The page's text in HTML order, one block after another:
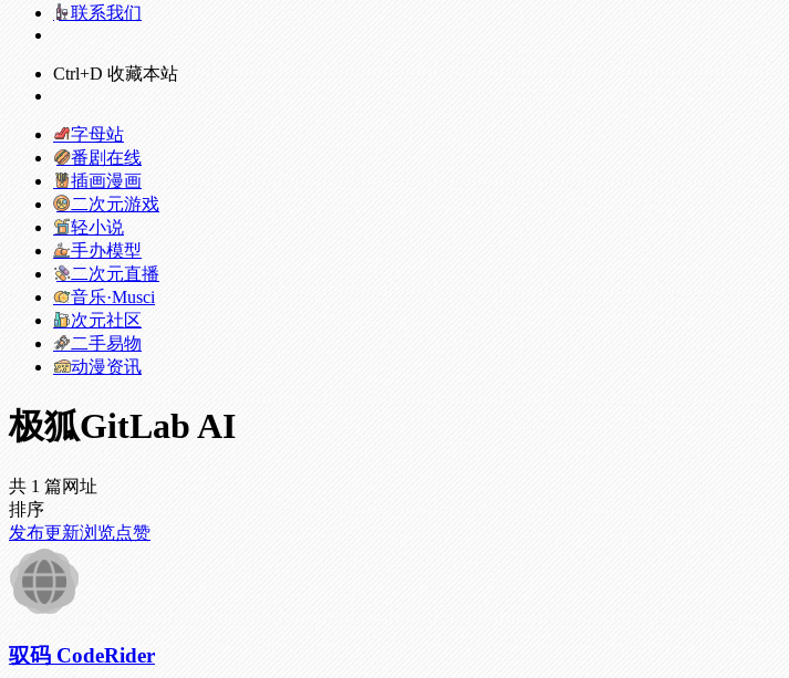
联系我们
Ctrl+D 收藏本站
字母站
番剧在线
插画漫画
二次元游戏
轻小说
手办模型
二次元直播
音乐·Musci
次元社区
二手易物
动漫资讯
极狐GitLab AI
共 1 篇网址
排序
发布更新浏览点赞
驭码 CodeRider